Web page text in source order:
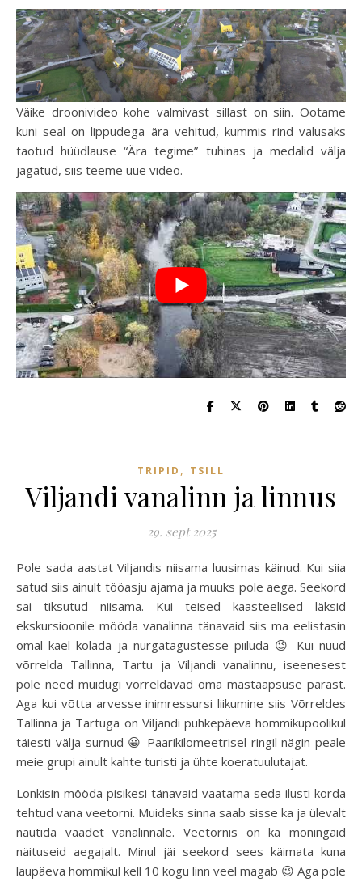
Väike droonivideo kohe valmivast sillast on siin. Ootame
kuni seal on lippudega ära vehitud, kummis rind valusaks
taotud hüüdlause “Ära tegime” tuhinas ja medalid välja
jagatud, siis teeme uue video.
TRIPID , TSILL
Viljandi vanalinn ja linnus
29. sept 2025
Pole sada aastat Viljandis niisama luusimas käinud. Kui siia
satud siis ainult tööasju ajama ja muuks pole aega. Seekord
sai tiksutud niisama. Kui teised kaasteelised läksid
ekskursioonile mööda vanalinna tänavaid siis ma eelistasin
omal käel kolada ja nurgatagustesse piiluda 😉 Kui nüüd
võrrelda Tallinna, Tartu ja Viljandi vanalinnu, iseenesest
pole need muidugi võrreldavad oma mastaapsuse pärast.
Aga kui võtta arvesse inimressursi liikumine siis Võrreldes
Tallinna ja Tartuga on Viljandi puhkepäeva hommikupoolikul
täiesti välja surnud 😀 Paarikilomeetrisel ringil nägin peale
meie grupi ainult kahte turisti ja ühte koeratuulutajat.
Lonkisin mööda pisikesi tänavaid vaatama seda ilusti korda
tehtud vana veetorni. Muideks sinna saab sisse ka ja ülevalt
nautida vaadet vanalinnale. Veetornis on ka mõningaid
näituseid aegajalt. Minul jäi seekord sees käimata kuna
laupäeva hommikul kell 10 kogu linn veel magab 😉 Aga pole